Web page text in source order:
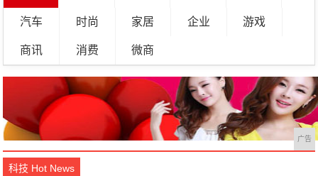
汽车 时尚 家居 企业 游戏
商讯 消费 微商
广告
科技 Hot News